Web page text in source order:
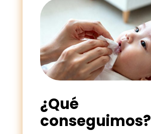
¿Qué
conseguimos?